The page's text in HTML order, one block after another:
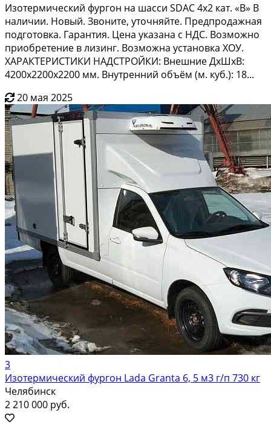
Изотермический фургон на шасси SDAC 4х2 кат. «В» В
наличии. Новый. Звоните, уточняйте. Предпродажная
подготовка. Гарантия. Цена указана с НДС. Возможно
приобретение в лизинг. Возможна установка ХОУ.
ХАРАКТЕРИСТИКИ НАДСТРОЙКИ: Внешние ДхШхВ:
4200х2200х2200 мм. Внутренний объём (м. куб.): 18...
20 мая 2025
3
Изотермический фургон Lada Granta 6, 5 м3 г/п 730 кг
Челябинск
2 210 000 руб.